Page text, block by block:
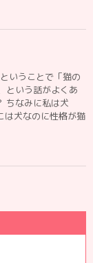
いうことで「猫の
という話がよくあ
ちなみに私は犬
犬なのに性格が猫